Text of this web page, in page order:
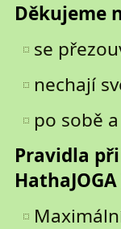
Děkujeme
se
nechají
po sobě
Pravidla
HathaJOGA